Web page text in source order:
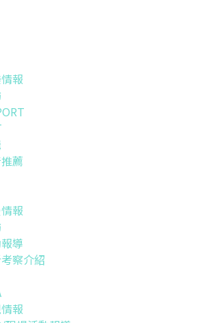
報
薦
報
導
察介紹
報